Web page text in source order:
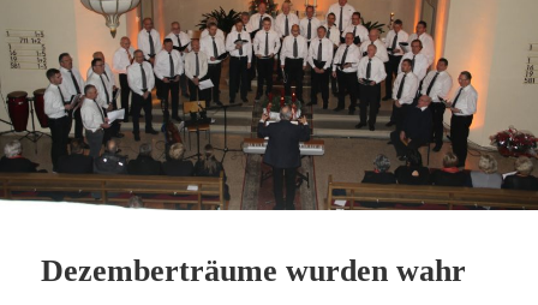
Dezemberträume wurden wahr